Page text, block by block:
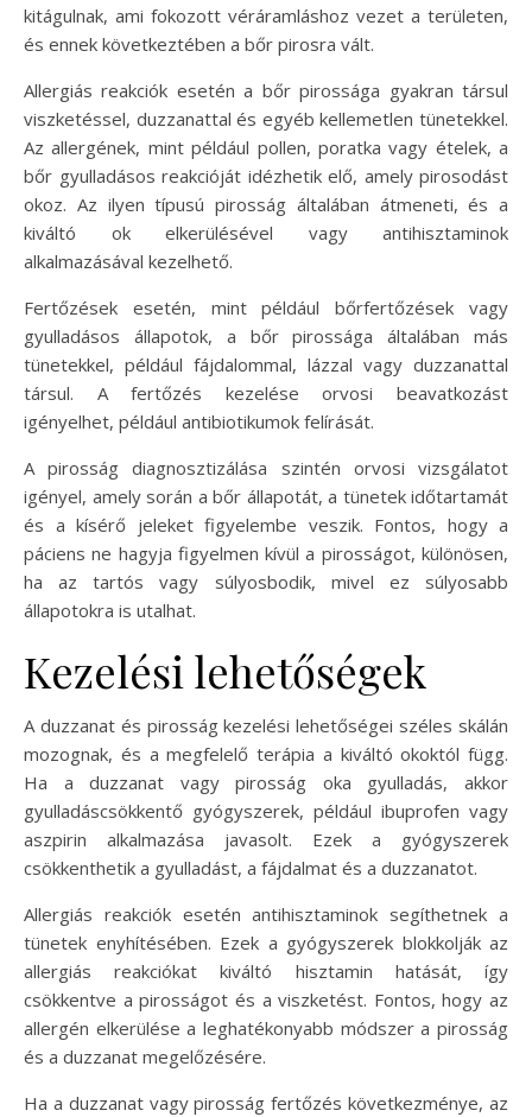
kitágulnak, ami fokozott véráramláshoz vezet a területen,
és ennek következtében a bőr pirosra vált.
Allergiás reakciók esetén a bőr pirossága gyakran társul
viszketéssel, duzzanattal és egyéb kellemetlen tünetekkel.
Az allergének, mint például pollen, poratka vagy ételek, a
bőr gyulladásos reakcióját idézhetik elő, amely pirosodást
okoz. Az ilyen típusú pirosság általában átmeneti, és a
kiváltó ok elkerülésével vagy antihisztaminok
alkalmazásával kezelhető.
Fertőzések esetén, mint például bőrfertőzések vagy
gyulladásos állapotok, a bőr pirossága általában más
tünetekkel, például fájdalommal, lázzal vagy duzzanattal
társul. A fertőzés kezelése orvosi beavatkozást
igényelhet, például antibiotikumok felírását.
A pirosság diagnosztizálása szintén orvosi vizsgálatot
igényel, amely során a bőr állapotát, a tünetek időtartamát
és a kísérő jeleket figyelembe veszik. Fontos, hogy a
páciens ne hagyja figyelmen kívül a pirosságot, különösen,
ha az tartós vagy súlyosbodik, mivel ez súlyosabb
állapotokra is utalhat.
Kezelési lehetőségek
A duzzanat és pirosság kezelési lehetőségei széles skálán
mozognak, és a megfelelő terápia a kiváltó okoktól függ.
Ha a duzzanat vagy pirosság oka gyulladás, akkor
gyulladáscsökkentő gyógyszerek, például ibuprofen vagy
aszpirin alkalmazása javasolt. Ezek a gyógyszerek
csökkenthetik a gyulladást, a fájdalmat és a duzzanatot.
Allergiás reakciók esetén antihisztaminok segíthetnek a
tünetek enyhítésében. Ezek a gyógyszerek blokkolják az
allergiás reakciókat kiváltó hisztamin hatását, így
csökkentve a pirosságot és a viszketést. Fontos, hogy az
allergén elkerülése a leghatékonyabb módszer a pirosság
és a duzzanat megelőzésére.
Ha a duzzanat vagy pirosság fertőzés következménye, az